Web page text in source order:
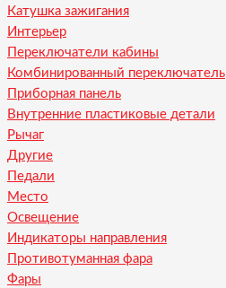
Катушка зажигания
Интерьер
Переключатели кабины
Комбинированный переключатель
Приборная панель
Внутренние пластиковые детали
Рычаг
Другие
Педали
Место
Освещение
Индикаторы направления
Противотуманная фара
Фары